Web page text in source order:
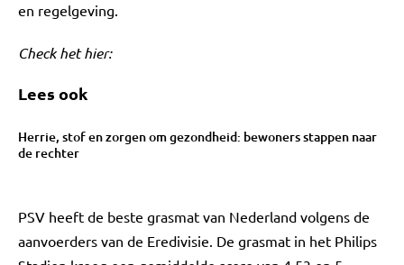
en regelgeving.
Check het hier:
Lees ook
Herrie, stof en zorgen om gezondheid: bewoners stappen naar
de rechter
PSV heeft de beste grasmat van Nederland volgens de
aanvoerders van de Eredivisie. De grasmat in het Philips